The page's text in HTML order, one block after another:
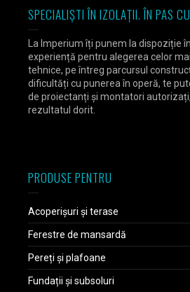
SPECIALIȘTI ÎN IZOLAȚII. ÎN PAS
La Imperium îți punem la dispoziție
experiență pentru alegerea celor
tehnice, pe întreg parcursul
dificultăți cu punerea în operă, te
de proiectanți și montatori
rezultatul dorit.
PRODUSE PENTRU
Acoperișuri și terase
Ferestre de mansardă
Pereți și plafoane
Fundații și subsoluri